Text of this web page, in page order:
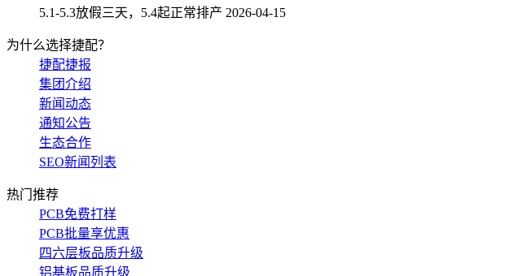
5.1-5.3放假三天，5.4起正常排产 2026-04-15
为什么选择捷配？
捷配捷报
集团介绍
新闻动态
通知公告
生态合作
SEO新闻列表
热门推荐
PCB免费打样
PCB批量享优惠
四六层板品质升级
铝基板品质升级